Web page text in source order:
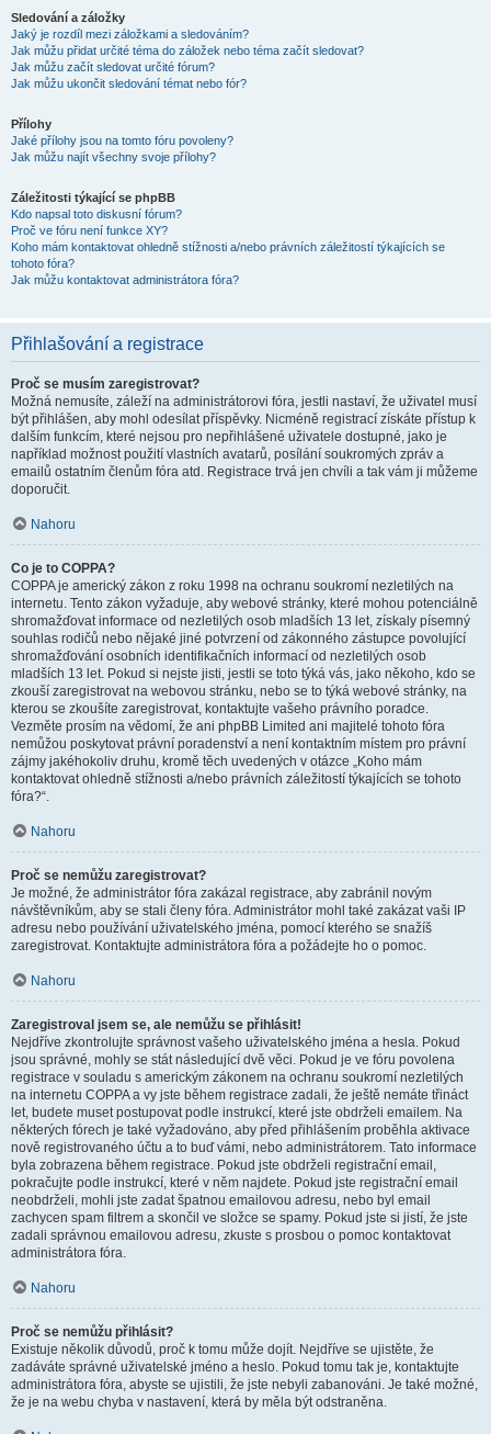
Sledování a záložky
Jaký je rozdíl mezi záložkami a sledováním?
Jak můžu přidat určité téma do záložek nebo téma začít sledovat?
Jak můžu začít sledovat určité fórum?
Jak můžu ukončit sledování témat nebo fór?
Přílohy
Jaké přílohy jsou na tomto fóru povoleny?
Jak můžu najít všechny svoje přílohy?
Záležitosti týkající se phpBB
Kdo napsal toto diskusní fórum?
Proč ve fóru není funkce XY?
Koho mám kontaktovat ohledně stížnosti a/nebo právních záležitostí týkajících se
tohoto fóra?
Jak můžu kontaktovat administrátora fóra?
Přihlašování a registrace
Proč se musím zaregistrovat?
Možná nemusíte, záleží na administrátorovi fóra, jestli nastaví, že uživatel musí
být přihlášen, aby mohl odesílat příspěvky. Nicméně registrací získáte přístup k
dalším funkcím, které nejsou pro nepřihlášené uživatele dostupné, jako je
například možnost použití vlastních avatarů, posílání soukromých zpráv a
emailů ostatním členům fóra atd. Registrace trvá jen chvíli a tak vám ji můžeme
doporučit.
Nahoru
Co je to COPPA?
COPPA je americký zákon z roku 1998 na ochranu soukromí nezletilých na
internetu. Tento zákon vyžaduje, aby webové stránky, které mohou potenciálně
shromažďovat informace od nezletilých osob mladších 13 let, získaly písemný
souhlas rodičů nebo nějaké jiné potvrzení od zákonného zástupce povolující
shromažďování osobních identifikačních informací od nezletilých osob
mladších 13 let. Pokud si nejste jisti, jestli se toto týká vás, jako někoho, kdo se
zkouší zaregistrovat na webovou stránku, nebo se to týká webové stránky, na
kterou se zkoušíte zaregistrovat, kontaktujte vašeho právního poradce.
Vezměte prosím na vědomí, že ani phpBB Limited ani majitelé tohoto fóra
nemůžou poskytovat právní poradenství a není kontaktním místem pro právní
zájmy jakéhokoliv druhu, kromě těch uvedených v otázce „Koho mám
kontaktovat ohledně stížnosti a/nebo právních záležitostí týkajících se tohoto
fóra?“.
Nahoru
Proč se nemůžu zaregistrovat?
Je možné, že administrátor fóra zakázal registrace, aby zabránil novým
návštěvníkům, aby se stali členy fóra. Administrátor mohl také zakázat vaši IP
adresu nebo používání uživatelského jména, pomocí kterého se snažíš
zaregistrovat. Kontaktujte administrátora fóra a požádejte ho o pomoc.
Nahoru
Zaregistroval jsem se, ale nemůžu se přihlásit!
Nejdříve zkontrolujte správnost vašeho uživatelského jména a hesla. Pokud
jsou správné, mohly se stát následující dvě věci. Pokud je ve fóru povolena
registrace v souladu s americkým zákonem na ochranu soukromí nezletilých
na internetu COPPA a vy jste během registrace zadali, že ještě nemáte třináct
let, budete muset postupovat podle instrukcí, které jste obdrželi emailem. Na
některých fórech je také vyžadováno, aby před přihlášením proběhla aktivace
nově registrovaného účtu a to buď vámi, nebo administrátorem. Tato informace
byla zobrazena během registrace. Pokud jste obdrželi registrační email,
pokračujte podle instrukcí, které v něm najdete. Pokud jste registrační email
neobdrželi, mohli jste zadat špatnou emailovou adresu, nebo byl email
zachycen spam filtrem a skončil ve složce se spamy. Pokud jste si jistí, že jste
zadali správnou emailovou adresu, zkuste s prosbou o pomoc kontaktovat
administrátora fóra.
Nahoru
Proč se nemůžu přihlásit?
Existuje několik důvodů, proč k tomu může dojít. Nejdříve se ujistěte, že
zadáváte správné uživatelské jméno a heslo. Pokud tomu tak je, kontaktujte
administrátora fóra, abyste se ujistili, že jste nebyli zabanováni. Je také možné,
že je na webu chyba v nastavení, která by měla být odstraněna.